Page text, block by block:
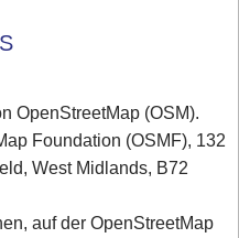
OpenStreetMap (OSM).
Foundation (OSMF), 132
West Midlands, B72
auf der OpenStreetMap